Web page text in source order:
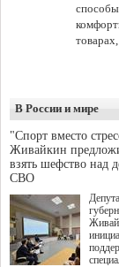
В России и мире
"Спорт вместо
Живайкин
взять шефство над
СВО